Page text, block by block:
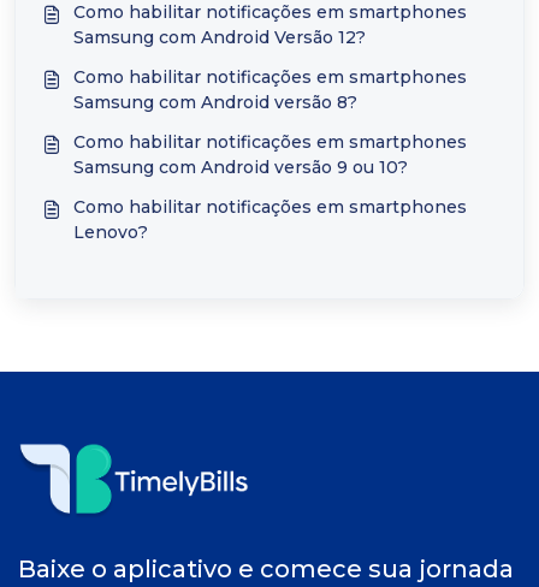
Como habilitar notificações em smartphones
Samsung com Android Versão 12?
Como habilitar notificações em smartphones
Samsung com Android versão 8?
Como habilitar notificações em smartphones
Samsung com Android versão 9 ou 10?
Como habilitar notificações em smartphones
Lenovo?
Baixe o aplicativo e comece sua jornada